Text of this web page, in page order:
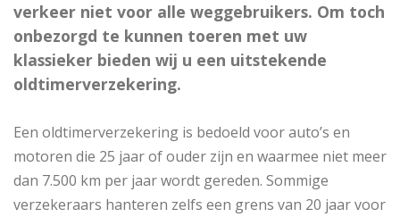
verkeer niet voor alle weggebruikers. Om toch
onbezorgd te kunnen toeren met uw
klassieker bieden wij u een uitstekende
oldtimerverzekering.
Een oldtimerverzekering is bedoeld voor auto’s en
motoren die 25 jaar of ouder zijn en waarmee niet meer
dan 7.500 km per jaar wordt gereden. Sommige
verzekeraars hanteren zelfs een grens van 20 jaar voor